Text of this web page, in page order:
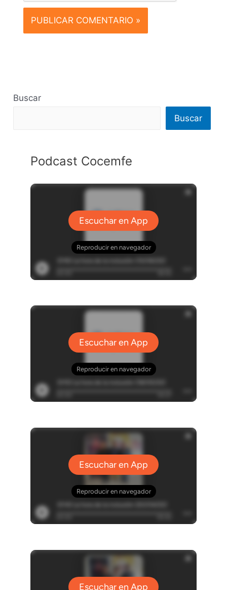
Buscar
Buscar
Podcast Cocemfe